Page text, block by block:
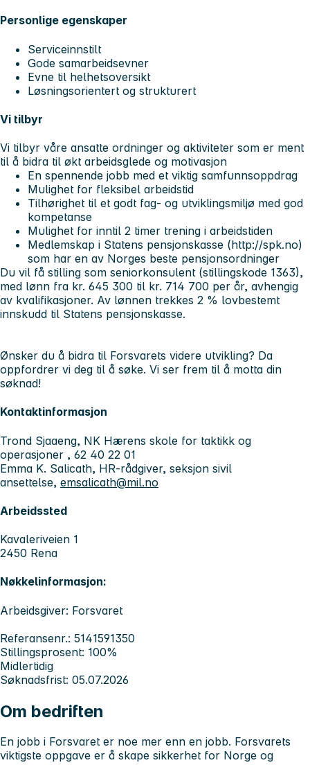
Personlige egenskaper
Serviceinnstilt
Gode samarbeidsevner
Evne til helhetsoversikt
Løsningsorientert og strukturert
Vi tilbyr
Vi tilbyr våre ansatte ordninger og aktiviteter som er ment
til å bidra til økt arbeidsglede og motivasjon
En spennende jobb med et viktig samfunnsoppdrag
Mulighet for fleksibel arbeidstid
Tilhørighet til et godt fag- og utviklingsmiljø med god
kompetanse
Mulighet for inntil 2 timer trening i arbeidstiden
Medlemskap i Statens pensjonskasse (http://spk.no)
som har en av Norges beste pensjonsordninger
Du vil få stilling som seniorkonsulent (stillingskode 1363),
med lønn fra kr. 645 300 til kr. 714 700 per år, avhengig
av kvalifikasjoner. Av lønnen trekkes 2 % lovbestemt
innskudd til Statens pensjonskasse.
Ønsker du å bidra til Forsvarets videre utvikling? Da
oppfordrer vi deg til å søke. Vi ser frem til å motta din
søknad!
Kontaktinformasjon
Trond Sjaaeng, NK Hærens skole for taktikk og
operasjoner , 62 40 22 01
Emma K. Salicath, HR-rådgiver, seksjon sivil
ansettelse, emsalicath@mil.no
Arbeidssted
Kavaleriveien 1
2450 Rena
Nøkkelinformasjon:
Arbeidsgiver: Forsvaret
Referansenr.: 5141591350
Stillingsprosent: 100%
Midlertidig
Søknadsfrist: 05.07.2026
Om bedriften
En jobb i Forsvaret er noe mer enn en jobb. Forsvarets
viktigste oppgave er å skape sikkerhet for Norge og